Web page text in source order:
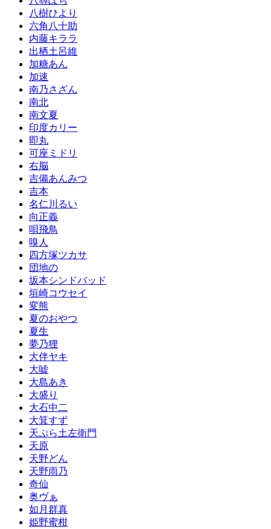
八樹ひより
六角八十助
内藤キララ
出栖土呂維
加糖あん
加速
南乃さざん
南北
南文夏
印度カリー
即丸
可座ミドリ
右脳
吉備あんみつ
吉本
名仁川るい
向正義
唄飛鳥
嗅人
四方塚ツカサ
団地の
坂本シンドバッド
垣崎コウセイ
変熊
夏のおやつ
夏生
夢乃狸
大伴ヤキ
大嘘
大島あき
大盛り
大石中二
大箕すず
天ぷら土左衛門
天原
天野どん
天野雨乃
奇仙
奥ヴぁ
如月群真
姫野蜜柑